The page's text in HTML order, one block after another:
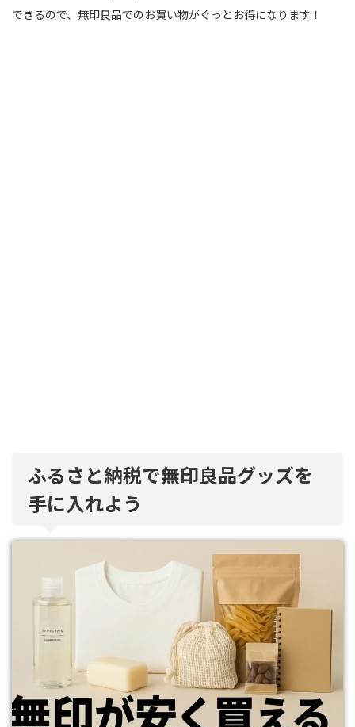
できるので、無印良品でのお買い物がぐっとお得になります！
ふるさと納税で無印良品グッズを
手に入れよう